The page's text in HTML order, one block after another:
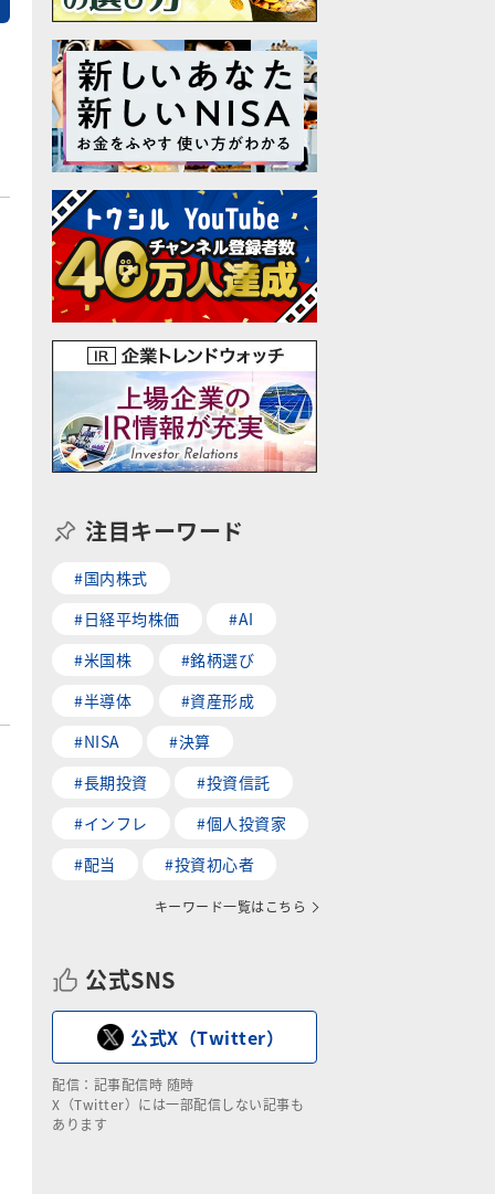
注目キーワード
#国内株式
#日経平均株価
#AI
#米国株
#銘柄選び
#半導体
#資産形成
#NISA
#決算
#長期投資
#投資信託
#インフレ
#個人投資家
#配当
#投資初心者
キーワード一覧はこちら
公式SNS
公式X（Twitter）
配信：記事配信時 随時
X（Twitter）には一部配信しない記事も
あります